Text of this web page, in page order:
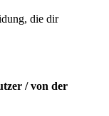
die dir
/ von der